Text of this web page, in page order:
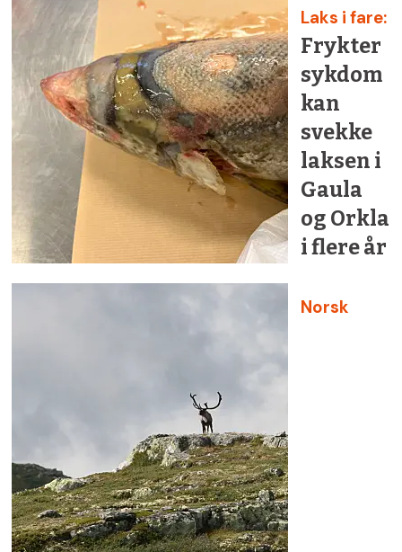
Laks i fare:
Frykter
sykdom
kan
svekke
laksen i
Gaula
og Orkla
i flere år
Norsk